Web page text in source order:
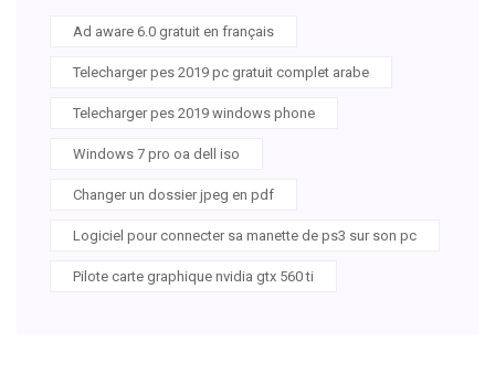
Ad aware 6.0 gratuit en français
Telecharger pes 2019 pc gratuit complet arabe
Telecharger pes 2019 windows phone
Windows 7 pro oa dell iso
Changer un dossier jpeg en pdf
Logiciel pour connecter sa manette de ps3 sur son pc
Pilote carte graphique nvidia gtx 560 ti